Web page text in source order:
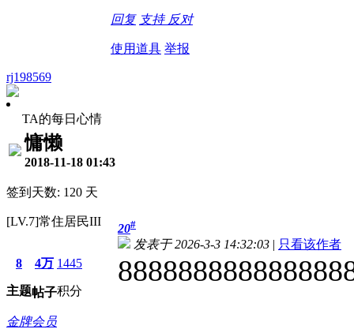
回复 支持 反对
使用道具 举报
rj198569
TA的每日心情
慵懒
2018-11-18 01:43
签到天数: 120 天
[LV.7]常住居民III
8
主题
4万
帖子
1445
积分
金牌会员
20#
发表于 2026-3-3 14:32:03 | 只看该作者